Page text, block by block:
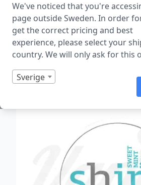
We've noticed that you're
page outside Sweden. In order
get the correct pricing and best
experience, please select your
country. We will only ask for this
Sverige
Shiro Sweet
Art.nr: 39039
Slut i lager